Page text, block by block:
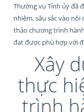
Thường vụ Tỉnh ủy đã
nhiệm, sâu sắc vào
thảo chương trình
đạt được phù hợp với
Xây
thực
trình